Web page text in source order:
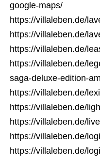
google-maps/
https://villaleben.de/
https://villaleben.de/
https://villaleben.de/
https://villaleben.de/
saga-deluxe-edition-
https://villaleben.de/
https://villaleben.de/
https://villaleben.de/
https://villaleben.de/
https://villaleben.de/